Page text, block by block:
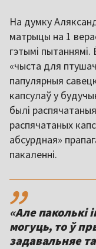
На думку
матрыцы на 1
гэтымі пытаннямі.
«чыста для
папулярныя
капсулаў у
былі
распячатаных
абсурдная»
пакаленні.
,,
«Але паколькі
могуць, то ў
задавальняе